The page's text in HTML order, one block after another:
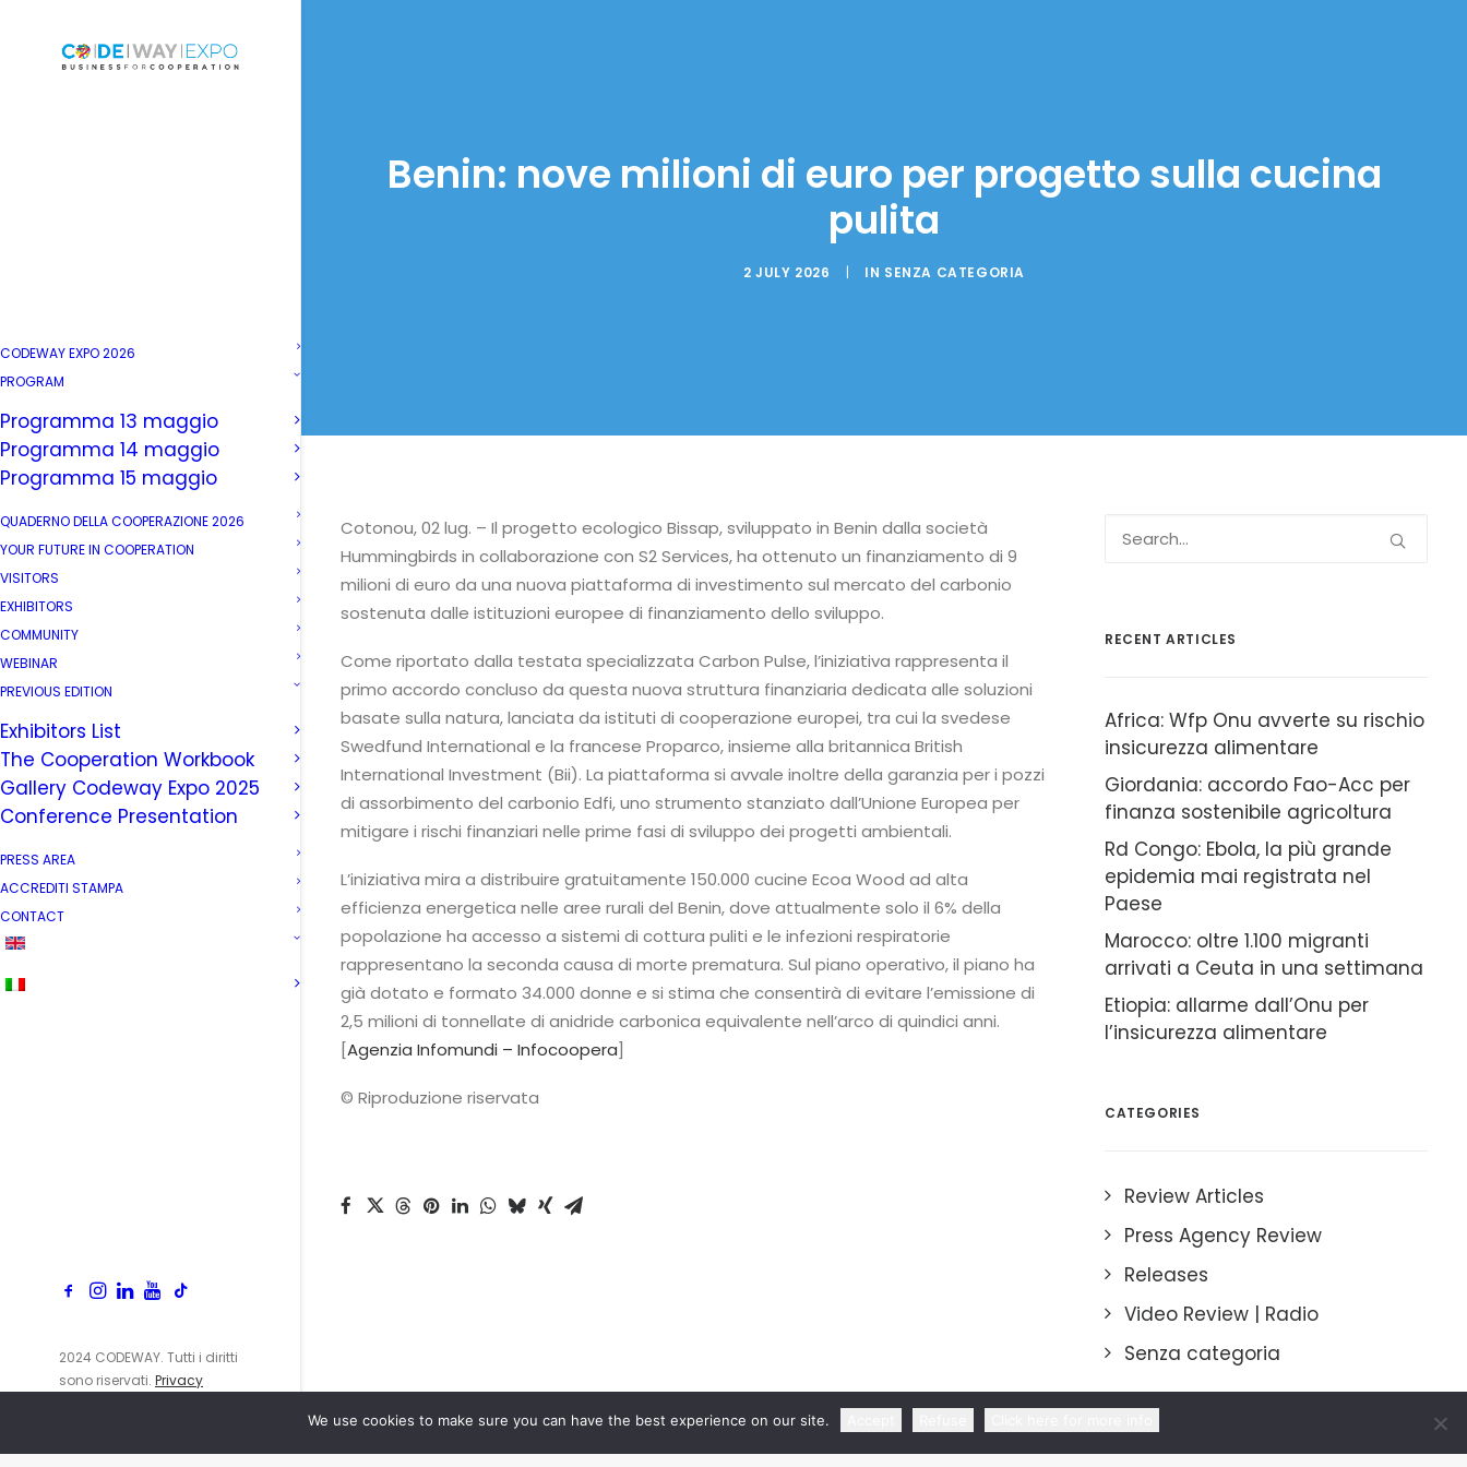
CODEWAY EXPO 2026
PROGRAM
Programma 13 maggio
Programma 14 maggio
Programma 15 maggio
QUADERNO DELLA COOPERAZIONE 2026
YOUR FUTURE IN COOPERATION
VISITORS
EXHIBITORS
COMMUNITY
WEBINAR
PREVIOUS EDITION
Exhibitors List
The Cooperation Workbook
Gallery Codeway Expo 2025
Conference Presentation
PRESS AREA
ACCREDITI STAMPA
CONTACT
2024 CODEWAY. Tutti i diritti
sono riservati. Privacy
Benin: nove milioni di euro per progetto sulla cucina
pulita
2 JULY 2026 | IN SENZA CATEGORIA
Cotonou, 02 lug. – Il progetto ecologico Bissap, sviluppato in Benin dalla società
Hummingbirds in collaborazione con S2 Services, ha ottenuto un finanziamento di 9
milioni di euro da una nuova piattaforma di investimento sul mercato del carbonio
sostenuta dalle istituzioni europee di finanziamento dello sviluppo.
Come riportato dalla testata specializzata Carbon Pulse, l’iniziativa rappresenta il
primo accordo concluso da questa nuova struttura finanziaria dedicata alle soluzioni
basate sulla natura, lanciata da istituti di cooperazione europei, tra cui la svedese
Swedfund International e la francese Proparco, insieme alla britannica British
International Investment (Bii). La piattaforma si avvale inoltre della garanzia per i pozzi
di assorbimento del carbonio Edfi, uno strumento stanziato dall’Unione Europea per
mitigare i rischi finanziari nelle prime fasi di sviluppo dei progetti ambientali.
L’iniziativa mira a distribuire gratuitamente 150.000 cucine Ecoa Wood ad alta
efficienza energetica nelle aree rurali del Benin, dove attualmente solo il 6% della
popolazione ha accesso a sistemi di cottura puliti e le infezioni respiratorie
rappresentano la seconda causa di morte prematura. Sul piano operativo, il piano ha
già dotato e formato 34.000 donne e si stima che consentirà di evitare l’emissione di
2,5 milioni di tonnellate di anidride carbonica equivalente nell’arco di quindici anni.
[Agenzia Infomundi – Infocoopera]
© Riproduzione riservata
RECENT ARTICLES
Africa: Wfp Onu avverte su rischio
insicurezza alimentare
Giordania: accordo Fao-Acc per
finanza sostenibile agricoltura
Rd Congo: Ebola, la più grande
epidemia mai registrata nel
Paese
Marocco: oltre 1.100 migranti
arrivati a Ceuta in una settimana
Etiopia: allarme dall’Onu per
l’insicurezza alimentare
CATEGORIES
Review Articles
Press Agency Review
Releases
Video Review | Radio
Senza categoria
We use cookies to make sure you can have the best experience on our site.